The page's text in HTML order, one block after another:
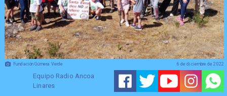
Fundación Gúmera Verde
Equipo Radio Ancoa
Linares
6 de diciembre de 2022